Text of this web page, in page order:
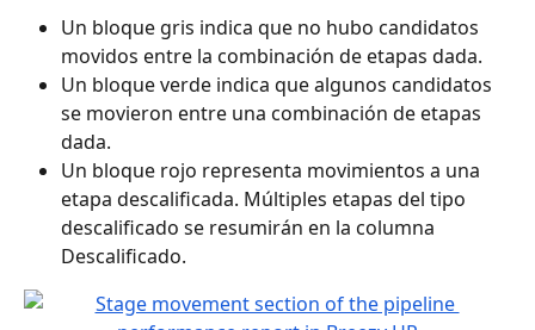
Un bloque gris indica que no hubo candidatos
movidos entre la combinación de etapas dada.
Un bloque verde indica que algunos candidatos
se movieron entre una combinación de etapas
dada.
Un bloque rojo representa movimientos a una
etapa descalificada. Múltiples etapas del tipo
descalificado se resumirán en la columna
Descalificado.